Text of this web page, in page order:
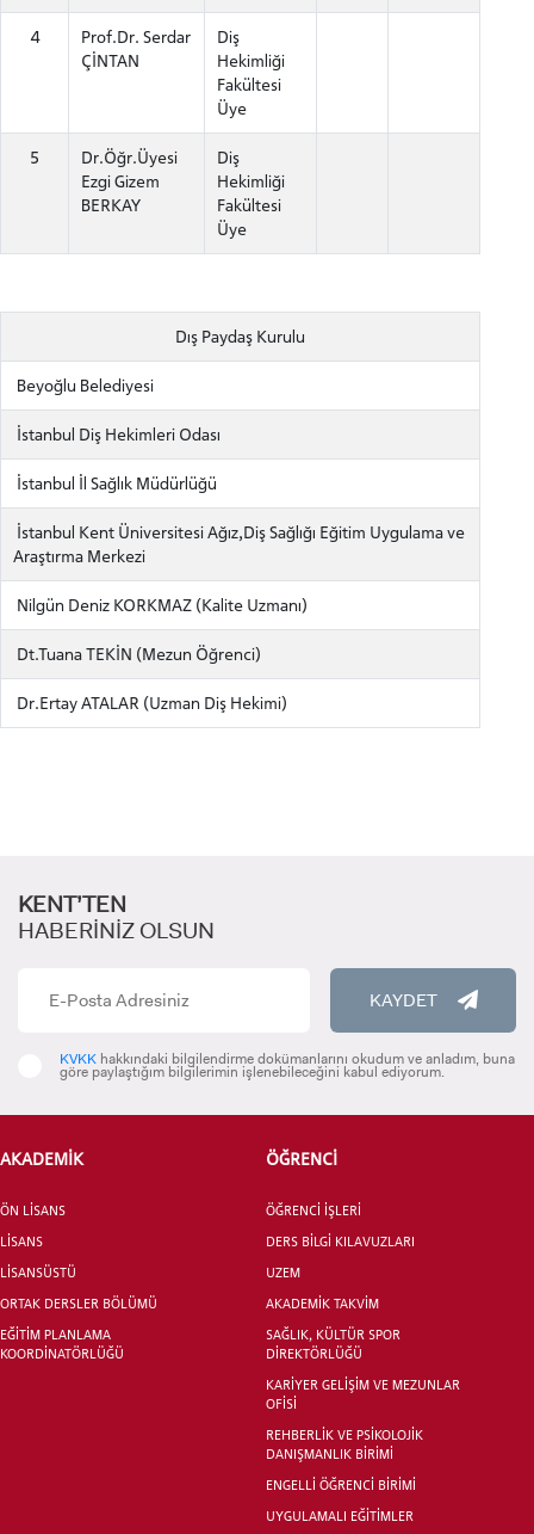
ADAY ÖĞRENCİ
INTERNATIONAL
LİSANSÜSTÜ EĞİTİM ENSTİTÜSÜ
ADAYLARI
ÖNLİSANS ve
4
Prof.Dr. Serdar
ÇİNTAN
Diş
Hekimliği
Fakültesi
Üye
5
Dr.Öğr.Üyesi
Ezgi Gizem
BERKAY
Diş
Hekimliği
Fakültesi
Üye
Dış Paydaş Kurulu
Beyoğlu Belediyesi
İstanbul Diş Hekimleri Odası
İstanbul İl Sağlık Müdürlüğü
İstanbul Kent Üniversitesi Ağız,Diş Sağlığı Eğitim Uygulama ve
Araştırma Merkezi
Nilgün Deniz KORKMAZ (Kalite Uzmanı)
Dt.Tuana TEKİN (Mezun Öğrenci)
Dr.Ertay ATALAR (Uzman Diş Hekimi)
KENT’TEN
HABERİNİZ OLSUN
KAYDET
KVKK hakkındaki bilgilendirme dokümanlarını okudum ve anladım, buna
göre paylaştığım bilgilerimin işlenebileceğini kabul ediyorum.
AKADEMİK
ÖN LİSANS
LİSANS
LİSANSÜSTÜ
ORTAK DERSLER BÖLÜMÜ
EĞİTİM PLANLAMA
KOORDİNATÖRLÜĞÜ
ÖĞRENCİ
ÖĞRENCİ İŞLERİ
DERS BİLGİ KILAVUZLARI
UZEM
AKADEMİK TAKVİM
SAĞLIK, KÜLTÜR SPOR
DİREKTÖRLÜĞÜ
KARİYER GELİŞİM VE MEZUNLAR
OFİSİ
REHBERLİK VE PSİKOLOJİK
DANIŞMANLIK BİRİMİ
ENGELLİ ÖĞRENCİ BİRİMİ
UYGULAMALI EĞİTİMLER